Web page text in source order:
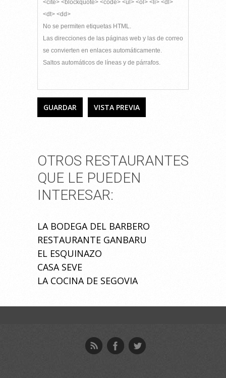
<cite> <blockquote> <code> <ul> <ol> <li> <dl>
<dt> <dd>
No se permiten etiquetas HTML.
Las direcciones de las páginas web y las de correo
se convierten en enlaces automáticamente.
Saltos automáticos de líneas y de párrafos.
OTROS RESTAURANTES
QUE LE PUEDEN
INTERESAR:
LA BODEGA DEL BARBERO
RESTAURANTE GANBARU
EL ESQUINAZO
CASA SEVE
LA COCINA DE SEGOVIA